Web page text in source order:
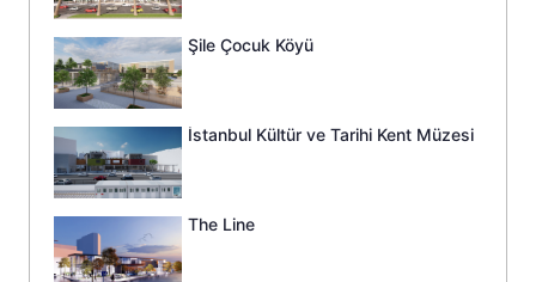
Şile Çocuk Köyü
İstanbul Kültür ve Tarihi Kent Müzesi
The Line